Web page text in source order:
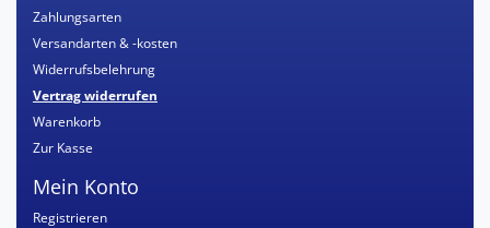
Zahlungsarten
Versandarten & -kosten
Widerrufsbelehrung
Vertrag widerrufen
Warenkorb
Zur Kasse
Mein Konto
Registrieren